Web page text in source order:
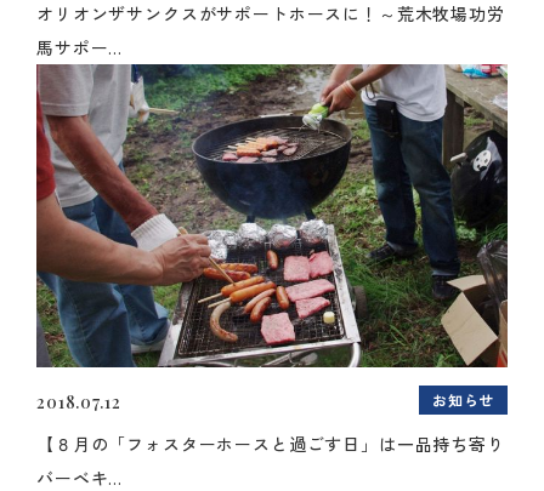
オリオンザサンクスがサポートホースに！～荒木牧場功労
馬サポー...
2018.07.12 お知らせ
【８月の「フォスターホースと過ごす日」は一品持ち寄り
バーベキ...